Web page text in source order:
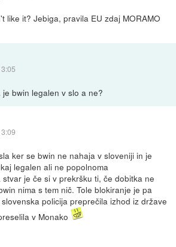
like it? Jebiga, pravila EU zdaj MORAMO
bwin legalen v slo a ne?
ker se bwin ne nahaja v sloveniji in je
legalen ali ne popolnoma
je če si v prekršku ti, če dobitka ne
nima s tem nič. Tole blokiranje je pa
policija preprečila izhod iz države
v Monako